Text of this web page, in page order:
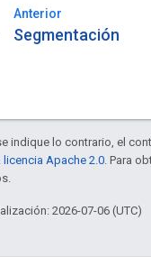
Anterior
Segmentación
indique lo contrario, el
licencia Apache 2.0 . Para
2026-07-06 (UTC)